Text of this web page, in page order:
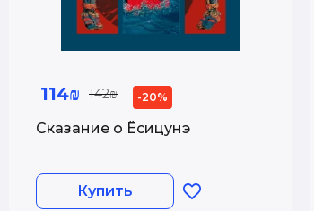
114₪ 142₪ -20%
Сказание о Ёсицунэ
Купить